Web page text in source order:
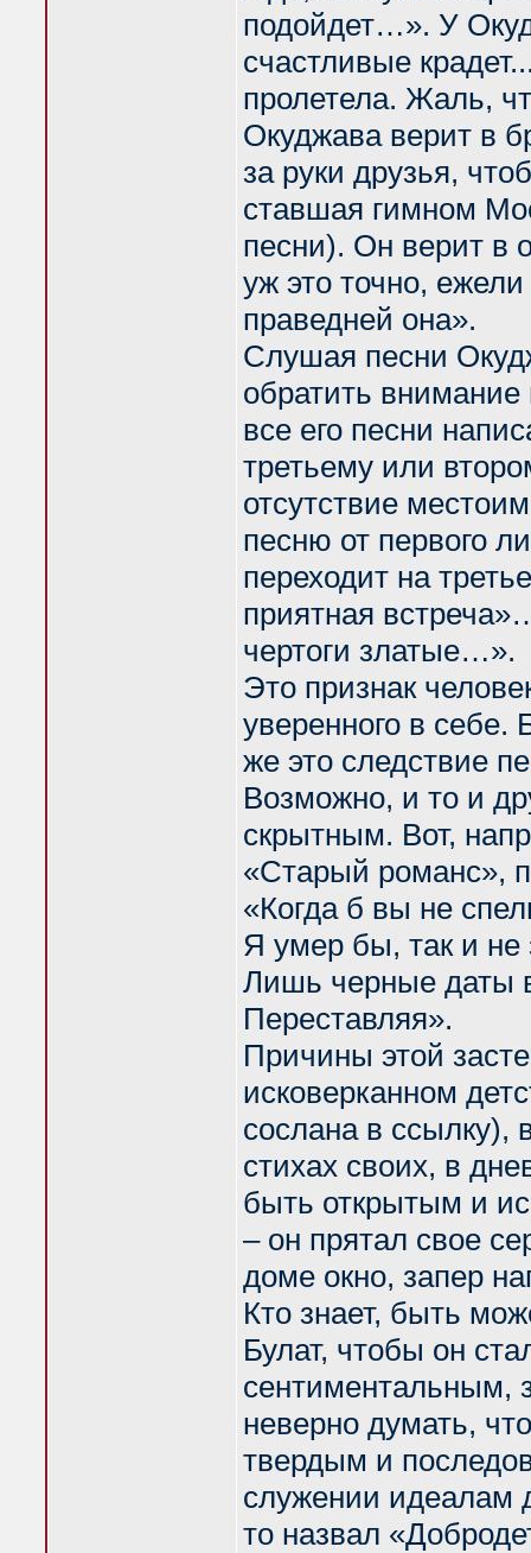
подойдет…». У
счастливые
пролетела. Жаль,
Окуджава верит в
за руки друзья,
ставшая гимном
песни). Он верит
уж это точно,
праведней она».
Слушая песни
обратить
все его песни
третьему или
отсутствие
песню от первого
переходит на
приятная
чертоги златые…».
Это признак
уверенного в себе.
же это следствие
Возможно, и то и
скрытным. Вот,
«Старый романс»,
«Когда б вы не
Я умер бы, так и не
Лишь черные даты
Переставляя».
Причины этой
исковерканном
сослана в ссылку),
стихах своих, в
быть открытым и
– он прятал свое
доме окно, запер
Кто знает, быть
Булат, чтобы он
сентиментальным,
неверно думать,
твердым и
служении идеалам
то назвал